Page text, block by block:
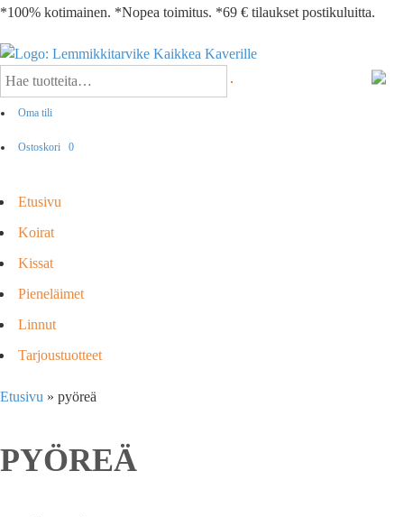
*100% kotimainen. *Nopea toimitus. *69 € tilaukset postikuluitta.
Oma tili
Ostoskori 0
Etusivu
Koirat
Kissat
Pieneläimet
Linnut
Tarjoustuotteet
Etusivu » pyöreä
PYÖREÄ